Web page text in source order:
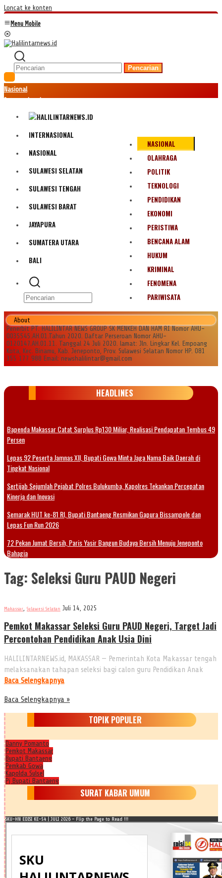
Loncat ke konten
Menu Mobile
Pencarian
Nasional
Internasional
Politik
Olahraga
Bencana Alam
INTERNASIONAL
NASIONAL
SULAWESI SELATAN
SULAWESI TENGAH
SULAWESI BARAT
JAYAPURA
SUMATERA UTARA
BALI
NASIONAL
OLAHRAGA
POLITIK
TEKNOLOGI
PENDIDIKAN
EKONOMI
PERISTIWA
BENCANA ALAM
HUKUM
KRIMINAL
FENOMENA
PARIWISATA
About
Penerbit PT. HALILINTAR NEWS GROUP SK MENKEH DAN HAM RI Nomor AHU-
0035545.AH.01.Tahun 2020. Daftar Perseroan Nomor AHU-
0120147.AH.01.11. Tanggal 24 Juli 2020. lamat: Jln. Lingkar Kel. Empoang
Kota, Kec. Binamu, Kab. Jeneponto, Prov. Sulawesi Selatan Nomor HP. 081
355 177 988 Email: newshalilintar@gmail.com
HEADLINES
Bapenda Makassar Catat Surplus Rp130 Miliar, Realisasi Pendapatan Tembus 49
Persen
Lepas 92 Peserta Jamnas XII, Bupati Gowa Minta Jaga Nama Baik Daerah di
Tingkat Nasional
Sertijab Sejumlah Pejabat Polres Bulukumba, Kapolres Tekankan Percepatan
Kinerja dan Inovasi
Semarak HUT ke-81 RI, Bupati Bantaeng Resmikan Gapura Bissampole dan
Lepas Fun Run 2026
72 Pekan Jumat Bersih, Paris Yasir Bangun Budaya Bersih Menuju Jeneponto
Bahagia
Tag: Seleksi Guru PAUD Negeri
Makassar, Sulawesi Selatan Juli 14, 2025
Pemkot Makassar Seleksi Guru PAUD Negeri, Target Jadi
Percontohan Pendidikan Anak Usia Dini
HALILINTARNEWS.id, MAKASSAR — Pemerintah Kota Makassar tengah
melaksanakan tahapan seleksi bagi calon guru Pendidikan Anak
Baca Selengkapnya
Baca Selengkapnya »
TOPIK POPULER
Danny Pomanto
Pemkot Makassar
Bupati Bantaeng
Pemkab Gowa
Kapolda Sulsel
Pj Bupati Bantaeng
SURAT KABAR UMUM
SKU-HN EDISI KE-54 | JULI 2026 - Flip the Page to Read !!!